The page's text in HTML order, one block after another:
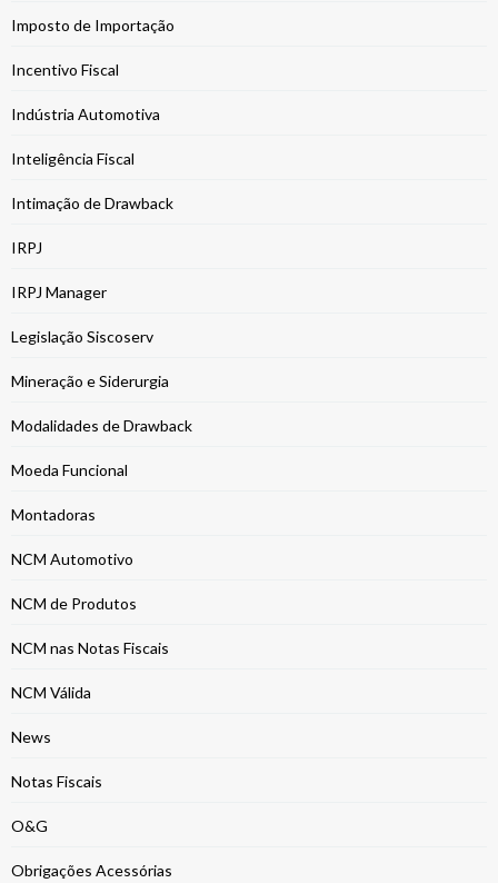
Imposto de Importação
Incentivo Fiscal
Indústria Automotiva
Inteligência Fiscal
Intimação de Drawback
IRPJ
IRPJ Manager
Legislação Siscoserv
Mineração e Siderurgia
Modalidades de Drawback
Moeda Funcional
Montadoras
NCM Automotivo
NCM de Produtos
NCM nas Notas Fiscais
NCM Válida
News
Notas Fiscais
O&G
Obrigações Acessórias